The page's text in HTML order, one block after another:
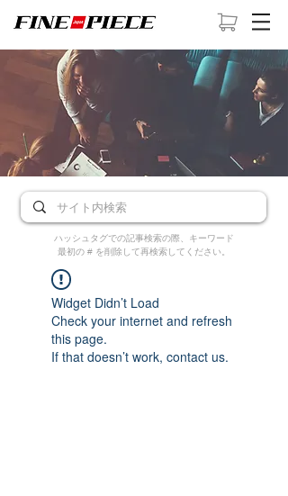
ハッシュタグでの記事検索の際、キーワード
最初の # を削除して再検索してください。
Widget Didn’t Load
Check your internet and refresh
this page.
If that doesn’t work, contact us.